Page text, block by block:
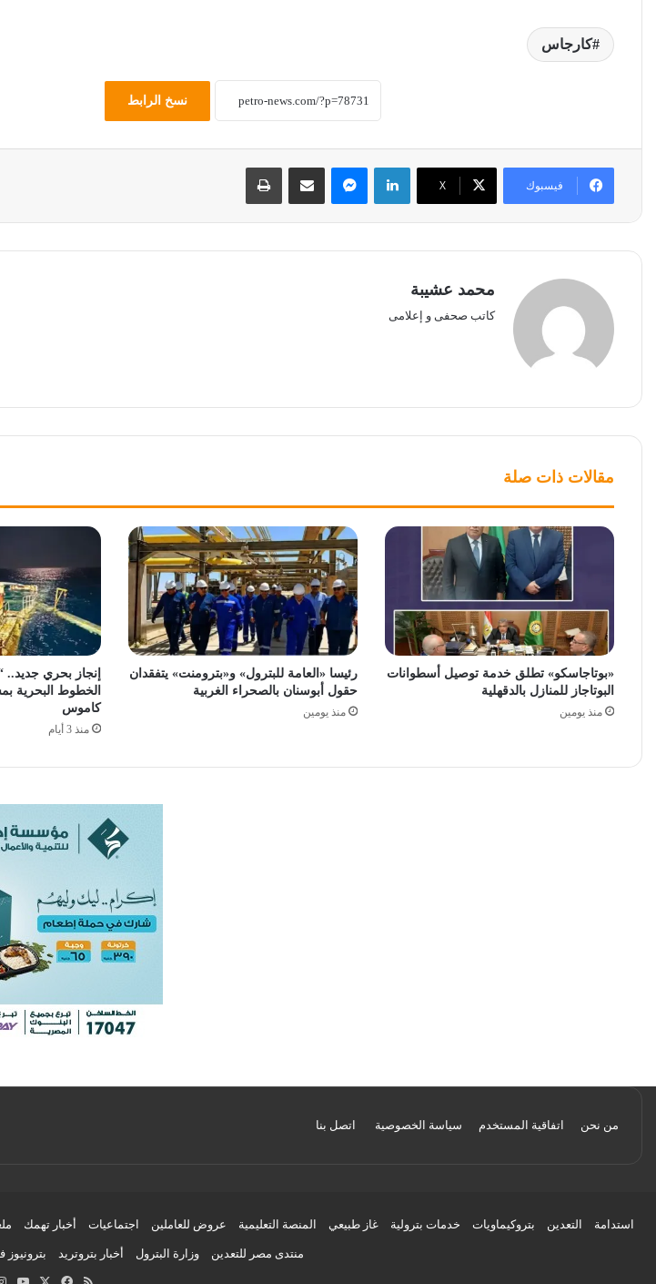
كارجاس
نسخ الرابط
فيسبوك ‫X
لينكدإن ماسنجر مشاركة عبر البريد طباعة
محمد عشيبة
كاتب صحفى و إعلامى
مقالات ذات صلة
«بوتاجاسكو» تطلق خدمة توصيل أسطوانات
البوتاجاز للمنازل بالدقهلية
منذ يومين
رئيسا «العامة للبترول» و«بترومنت» يتفقدان
حقول أبوسنان بالصحراء الغربية
منذ يومين
الخطوط البحرية
كاموس
منذ 3 أيام
من نحن اتفاقية المستخدم سياسة الخصوصية اتصل بنا
استدامة التعدين بتروكيماويات خدمات بترولية غاز طبيعي المنصة التعليمية عروض للعاملين اجتماعيات أخبار تهمك
منتدى مصر للتعدين وزارة البترول أخبار بتروتريد بترونيوز
ملخصفيسبوك